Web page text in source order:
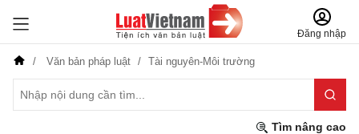
Đăng nhập
Văn bản pháp luật Tài nguyên-Môi trường
Tìm nâng cao